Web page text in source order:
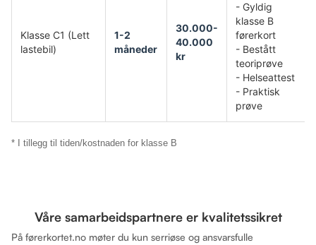
Klasse C1 (Lett
lastebil)
1-2
måneder
30.000-
40.000
kr
- Gyldig
klasse B
førerkort
- Bestått
teoriprøve
- Helseattest
- Praktisk
prøve
* I tillegg til tiden/kostnaden for klasse B
Våre samarbeidspartnere er kvalitetssikret
På førerkortet.no møter du kun serriøse og ansvarsfulle